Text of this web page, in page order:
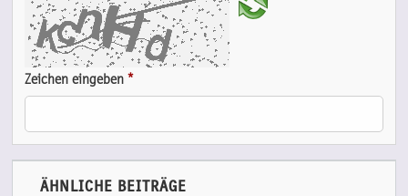
Zeichen eingeben*
ÄHNLICHE BEITRÄGE